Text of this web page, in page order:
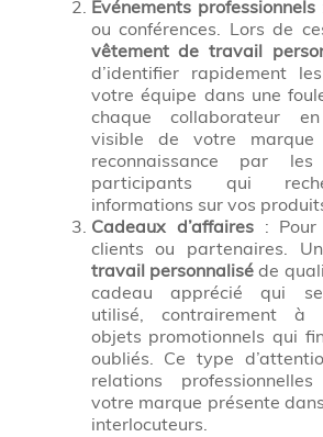
Événements professionnels
ou conférences. Lors de
vêtement de travail
d’identifier rapidement
votre équipe dans une
chaque collaborateur
visible de votre
reconnaissance par
participants qui
informations sur vos
Cadeaux d’affaires: Pour
clients ou partenaires. Un
travail personnaliséde
cadeau apprécié qui
utilisé, contrairement à
objets promotionnels qui
oubliés. Ce type
relations
votre marque présente
interlocuteurs.